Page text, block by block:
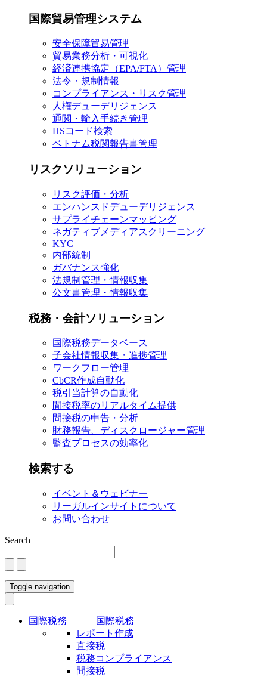
国際貿易管理システム
安全保障貿易管理
貿易業務分析・可視化
経済連携協定（EPA/FTA）管理
法令・規制情報
コンプライアンス・リスク管理
人権デューデリジェンス
通関・輸入手続き管理
HSコード検索
ベトナム税関報告書管理
リスクソリューション
リスク評価・分析
エンハンスドデューデリジェンス
サプライチェーンマッピング
ネガティブメディアスクリーニング
KYC
内部統制
ガバナンス強化
法規制管理・情報収集
公文書管理・情報収集
税務・会計ソリューション
国際税務データベース
子会社情報収集・進捗管理
ワークフロー管理
CbCR作成自動化
税引当計算の自動化
間接税率のリアルタイム提供
間接税の申告・分析
財務報告、ディスクロージャー管理
監査プロセスの効率化
検索する
イベント＆ウェビナー
リーガルインサイトについて
お問い合わせ
Search
Toggle navigation
国際税務
国際税務
レポート作成
直接税
税務コンプライアンス
間接税